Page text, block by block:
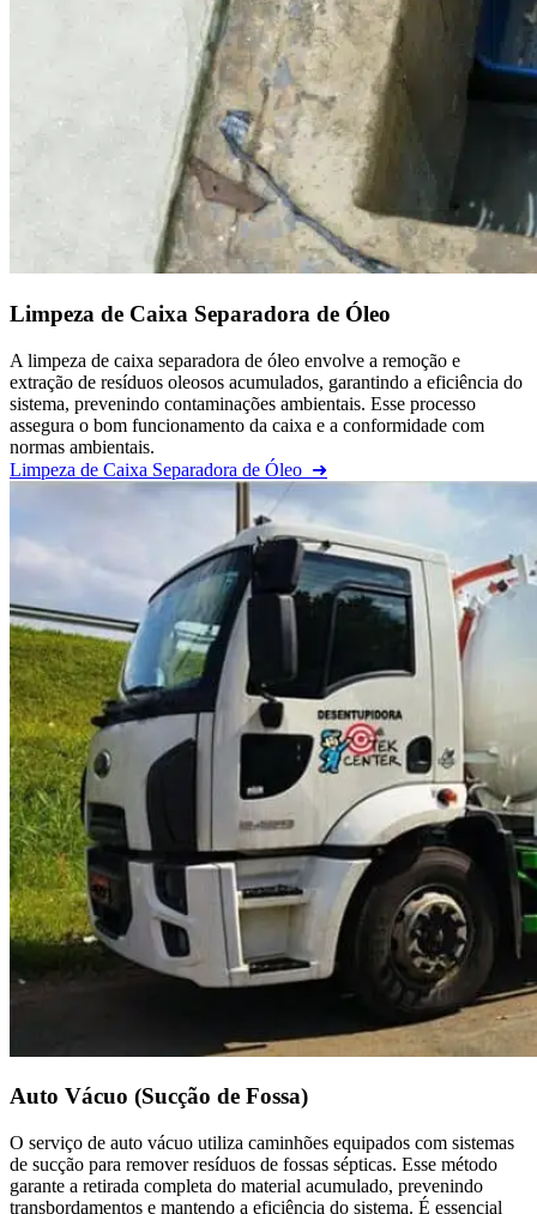
Limpeza de Caixa Separadora de Óleo
A limpeza de caixa separadora de óleo envolve a remoção e
extração de resíduos oleosos acumulados, garantindo a eficiência do
sistema, prevenindo contaminações ambientais. Esse processo
assegura o bom funcionamento da caixa e a conformidade com
normas ambientais.
Limpeza de Caixa Separadora de Óleo ➜
Auto Vácuo (Sucção de Fossa)
O serviço de auto vácuo utiliza caminhões equipados com sistemas
de sucção para remover resíduos de fossas sépticas. Esse método
garante a retirada completa do material acumulado, prevenindo
transbordamentos e mantendo a eficiência do sistema. É essencial